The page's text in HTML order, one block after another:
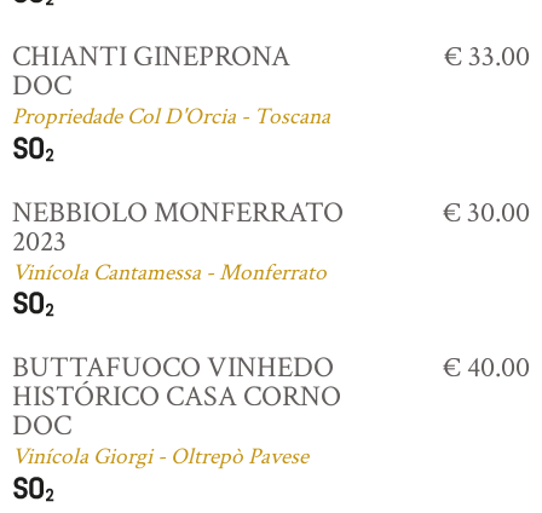
CHIANTI GINEPRONA
DOC
Propriedade Col D'Orcia - Toscana
€ 33.00
NEBBIOLO MONFERRATO
2023
Vinícola Cantamessa - Monferrato
€ 30.00
BUTTAFUOCO VINHEDO
HISTÓRICO CASA CORNO
DOC
Vinícola Giorgi - Oltrepò Pavese
€ 40.00